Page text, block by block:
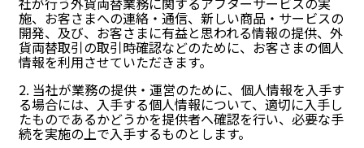
施、お客さまへの連絡・通信、新しい商品・サービスの
開発、及び、お客さまに有益と思われる情報の提供、外
貨両替取引の取引時確認などのために、お客さまの個人
情報を利用させていただきます。
2. 当社が業務の提供・運営のために、個人情報を入手す
る場合には、入手する個人情報について、適切に入手し
たものであるかどうかを提供者へ確認を行い、必要な手
続を実施の上で入手するものとします。